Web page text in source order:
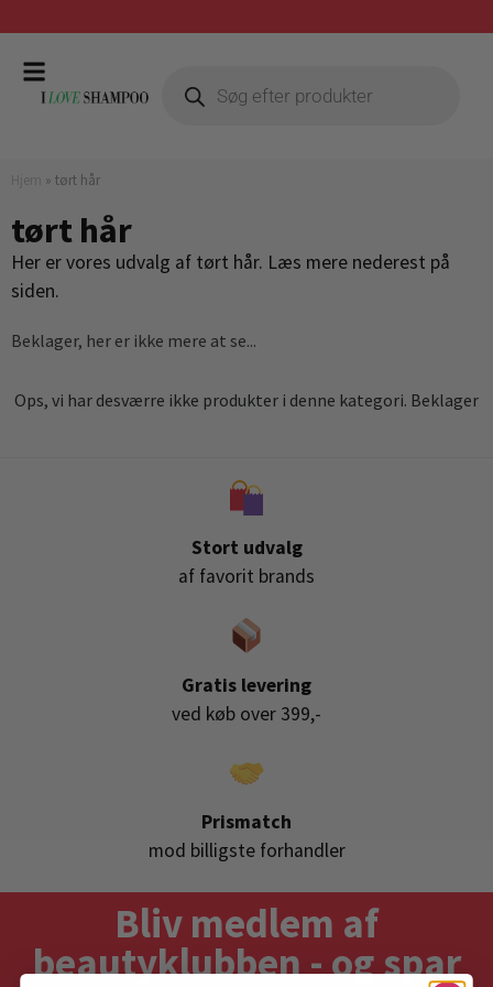
Gratis fragt ved køb over 399,-
» tørt hår
tørt hår
Her er vores udvalg af tørt hår. Læs mere nederest på
siden.
Beklager, her er ikke mere at se...
Ops, vi har desværre ikke produkter i denne kategori. Beklager
Stort udvalg
af favorit brands
Gratis levering
ved køb over 399,-
Prismatch
mod billigste forhandler
Bliv medlem af
beautyklubben - og spar